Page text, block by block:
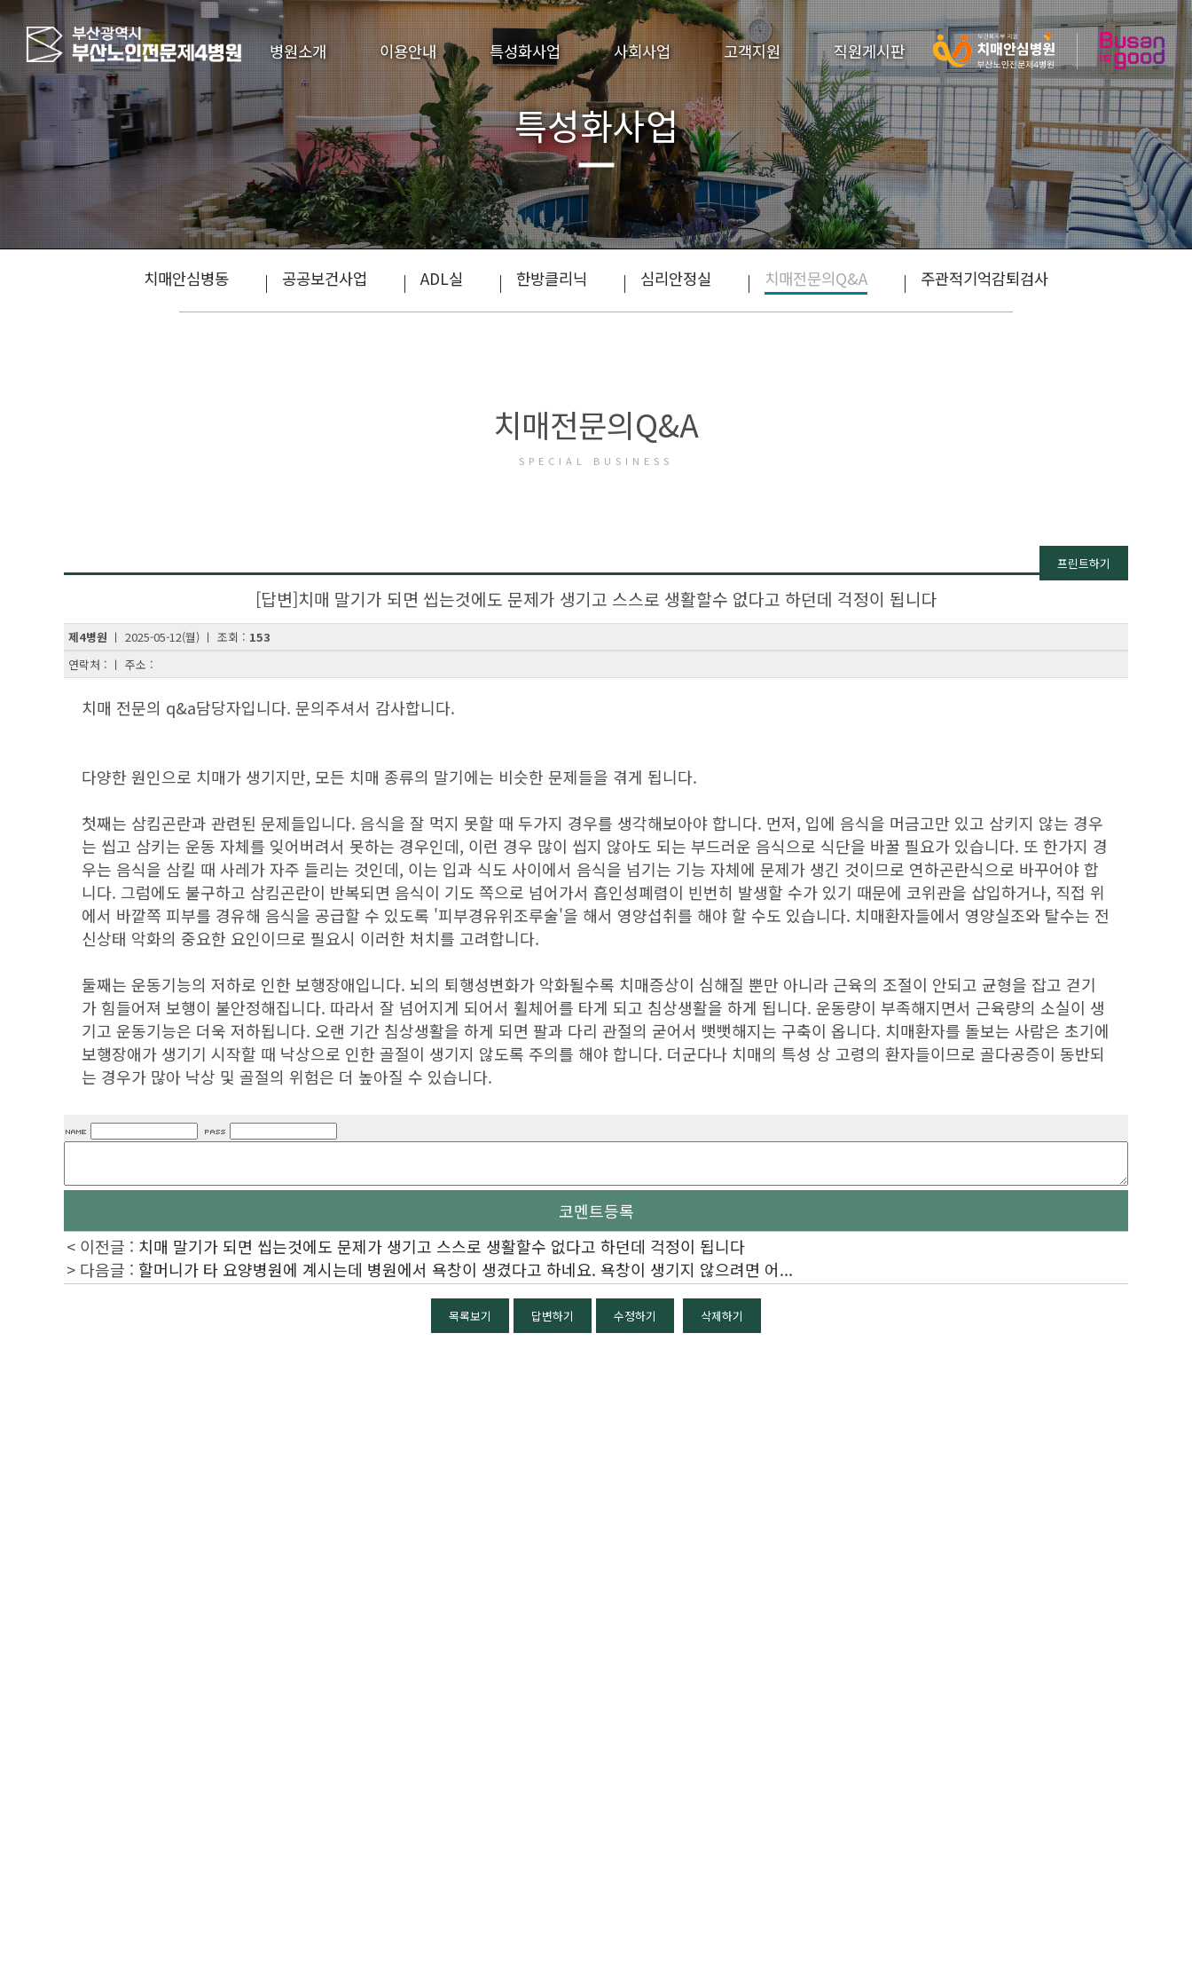
병원소개 이용안내 특성화사업 사회사업 고객지원 직원게시판
특성화사업
치매안심병동 공공보건사업 ADL실 한방클리닉 심리안정실 치매전문의Q&A 주관적기억감퇴검사
치매전문의Q&A
SPECIAL BUSINESS
프린트하기
[답변]치매 말기가 되면 씹는것에도 문제가 생기고 스스로 생활할수 없다고 하던데 걱정이 됩니다
제4병원 ㅣ 2025-05-12(월) ㅣ 조회 : 153
연락처 : ㅣ 주소 :
치매 전문의 q&a담당자입니다. 문의주셔서 감사합니다.
다양한 원인으로 치매가 생기지만, 모든 치매 종류의 말기에는 비슷한 문제들을 겪게 됩니다.
첫째는 삼킴곤란과 관련된 문제들입니다. 음식을 잘 먹지 못할 때 두가지 경우를 생각해보아야 합니다. 먼저, 입에 음식을 머금고만 있고 삼키지 않는 경우
는 씹고 삼키는 운동 자체를 잊어버려서 못하는 경우인데, 이런 경우 많이 씹지 않아도 되는 부드러운 음식으로 식단을 바꿀 필요가 있습니다. 또 한가지 경
우는 음식을 삼킬 때 사레가 자주 들리는 것인데, 이는 입과 식도 사이에서 음식을 넘기는 기능 자체에 문제가 생긴 것이므로 연하곤란식으로 바꾸어야 합
니다. 그럼에도 불구하고 삼킴곤란이 반복되면 음식이 기도 쪽으로 넘어가서 흡인성폐렴이 빈번히 발생할 수가 있기 때문에 코위관을 삽입하거나, 직접 위
에서 바깥쪽 피부를 경유해 음식을 공급할 수 있도록 '피부경유위조루술'을 해서 영양섭취를 해야 할 수도 있습니다. 치매환자들에서 영양실조와 탈수는 전
신상태 악화의 중요한 요인이므로 필요시 이러한 처치를 고려합니다.
둘째는 운동기능의 저하로 인한 보행장애입니다. 뇌의 퇴행성변화가 악화될수록 치매증상이 심해질 뿐만 아니라 근육의 조절이 안되고 균형을 잡고 걷기
가 힘들어져 보행이 불안정해집니다. 따라서 잘 넘어지게 되어서 휠체어를 타게 되고 침상생활을 하게 됩니다. 운동량이 부족해지면서 근육량의 소실이 생
기고 운동기능은 더욱 저하됩니다. 오랜 기간 침상생활을 하게 되면 팔과 다리 관절의 굳어서 뻣뻣해지는 구축이 옵니다. 치매환자를 돌보는 사람은 초기에
보행장애가 생기기 시작할 때 낙상으로 인한 골절이 생기지 않도록 주의를 해야 합니다. 더군다나 치매의 특성 상 고령의 환자들이므로 골다공증이 동반되
는 경우가 많아 낙상 및 골절의 위험은 더 높아질 수 있습니다.
코멘트등록
< 이전글 : 치매 말기가 되면 씹는것에도 문제가 생기고 스스로 생활할수 없다고 하던데 걱정이 됩니다
> 다음글 : 할머니가 타 요양병원에 계시는데 병원에서 욕창이 생겼다고 하네요. 욕창이 생기지 않으려면 어...
목록보기 답변하기 수정하기 삭제하기